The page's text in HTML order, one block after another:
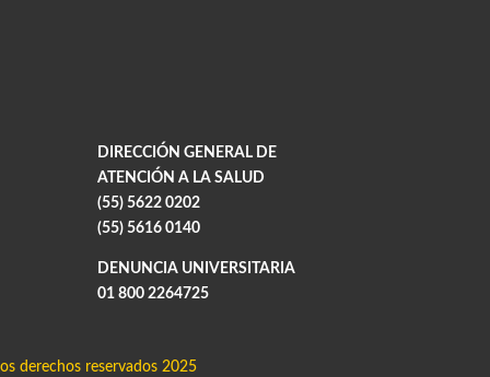
DIRECCIÓN GENERAL DE
ATENCIÓN A LA SALUD
(55) 5622 0202
(55) 5616 0140
DENUNCIA UNIVERSITARIA
01 800 2264725
derechos reservados 2025